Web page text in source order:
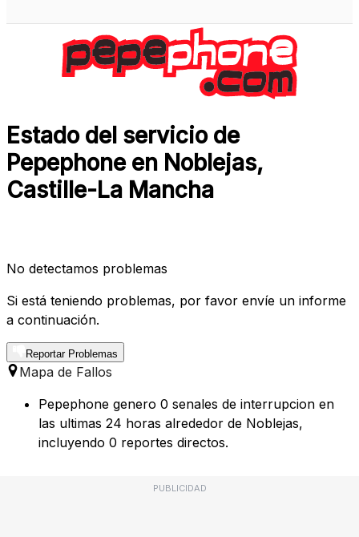
Estado del servicio de
Pepephone en Noblejas,
Castille-La Mancha
No detectamos problemas
Si está teniendo problemas, por favor envíe un informe
a continuación.
Reportar Problemas
Mapa de Fallos
Pepephone genero 0 senales de interrupcion en
las ultimas 24 horas alrededor de Noblejas,
incluyendo 0 reportes directos.
PUBLICIDAD